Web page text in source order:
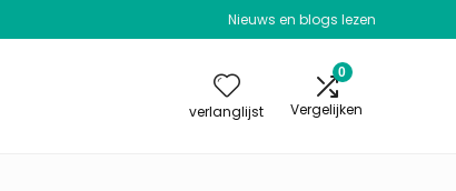
Nieuws en blogs lezen
verlanglijst
0
Vergelijken